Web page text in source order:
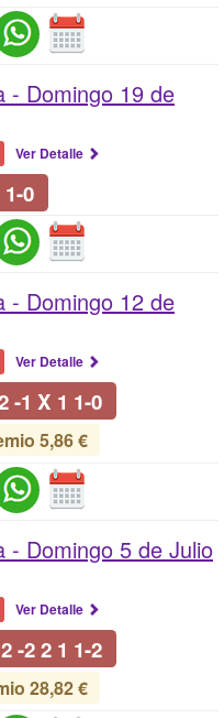
- Domingo 19 de
Ver Detalle
0
- Domingo 12 de
Ver Detalle
-1 X 1 1-0
5,86 €
- Domingo 5 de Julio
Ver Detalle
-2 2 1 1-2
28,82 €